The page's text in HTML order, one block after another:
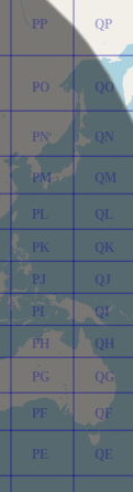
PE
PF
PG
PH
PI
PJ
PK
PL
PM
PN
PO
PP
QE
QF
QG
QH
QI
QJ
QK
QL
QM
QN
QO
QP